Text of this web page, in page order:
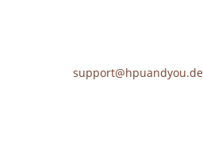
support@hpuandyou.de